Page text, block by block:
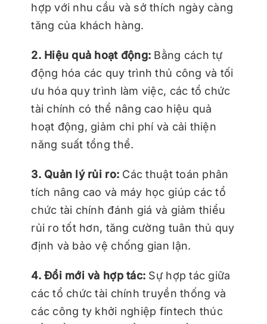
hợp với nhu cầu và sở thích ngày càng
tăng của khách hàng.
2. Hiệu quả hoạt động: Bằng cách tự
động hóa các quy trình thủ công và tối
ưu hóa quy trình làm việc, các tổ chức
tài chính có thể nâng cao hiệu quả
hoạt động, giảm chi phí và cải thiện
năng suất tổng thể.
3. Quản lý rủi ro: Các thuật toán phân
tích nâng cao và máy học giúp các tổ
chức tài chính đánh giá và giảm thiểu
rủi ro tốt hơn, tăng cường tuân thủ quy
định và bảo vệ chống gian lận.
4. Đổi mới và hợp tác: Sự hợp tác giữa
các tổ chức tài chính truyền thống và
các công ty khởi nghiệp fintech thúc